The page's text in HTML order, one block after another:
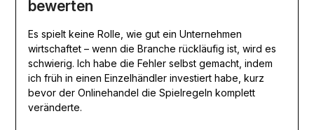
bewerten
Es spielt keine Rolle, wie gut ein Unternehmen
wirtschaftet – wenn die Branche rückläufig ist, wird es
schwierig. Ich habe die Fehler selbst gemacht, indem
ich früh in einen Einzelhändler investiert habe, kurz
bevor der Onlinehandel die Spielregeln komplett
veränderte.